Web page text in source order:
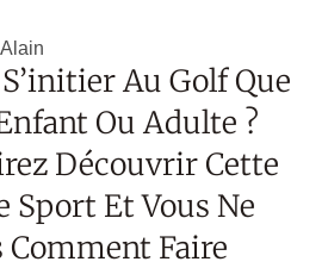
Alain
Au Golf Que
Ou Adulte ?
Découvrir Cette
Sport Et Vous Ne
Comment Faire